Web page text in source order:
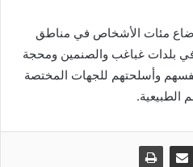
مئات الأشخاص في مناطق
بلدات غباغب والصنمين ومحجة
وأسلحتهم للجهات المختصة
الطبيعية.